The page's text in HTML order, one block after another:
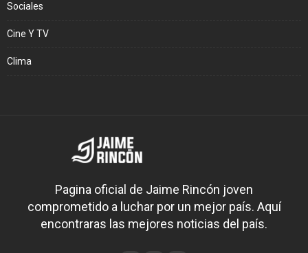
Sociales
Cine Y TV
Clima
Pagina oficial de Jaime Rincón joven
comprometido a luchar por un mejor país. Aquí
encontraras las mejores noticias del país.